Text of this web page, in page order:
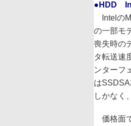
●HDD
Intelの
の一部モ
喪失時の
タ転送速
ンターフ
は
しかなく
価格面